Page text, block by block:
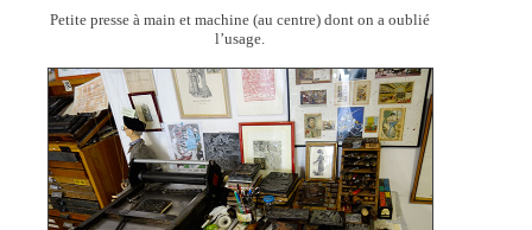
Petite presse à main et machine (au centre) dont on a oublié
l’usage.